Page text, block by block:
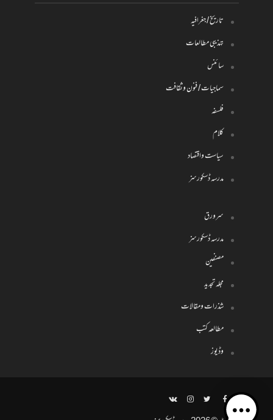
تاریخ / جغرافیہ
تہذیبی مطالعات
سائنس
سماجیات / فنون وثقافت
فلسفہ
کلام
سیاست واقتصاد
مدرسہ ڈسکورسز
سرورق
مدرسہ ڈسکورسز
مصنفین
مجلہ تجدید
شذرات ومقالات
مطالعہ کتب
وڈیوز